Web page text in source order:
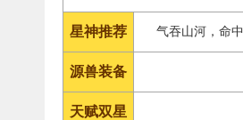
星神推荐 气吞山河，命
源兽装备
天赋双星